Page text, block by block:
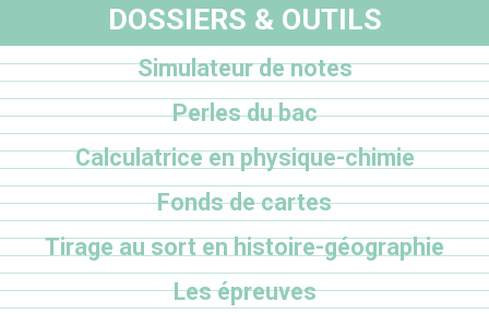
DOSSIERS & OUTILS
Simulateur de notes
Perles du bac
Calculatrice en physique-chimie
Fonds de cartes
Tirage au sort en histoire-géographie
Les épreuves